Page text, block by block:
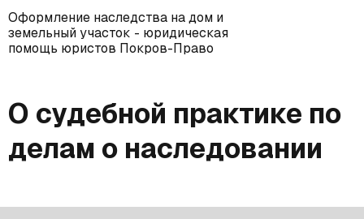
Оформление наследства на дом и
земельный участок - юридическая
помощь юристов Покров-Право
О судебной практике по
делам о наследовании